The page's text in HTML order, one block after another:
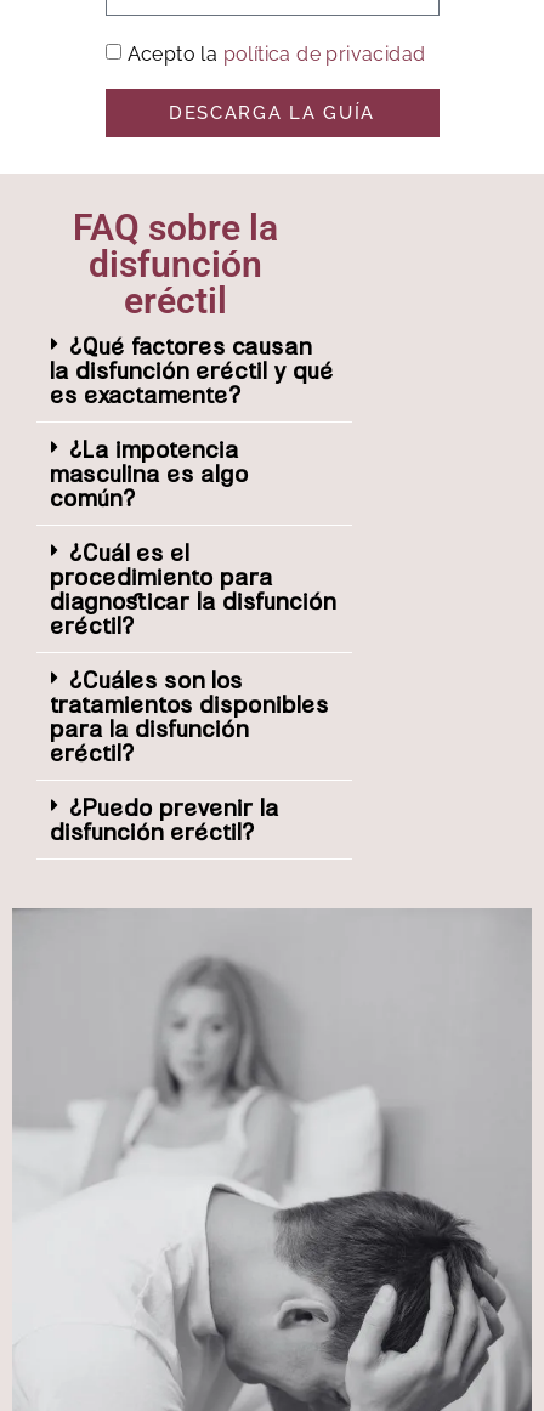
Acepto la política de privacidad
DESCARGA LA GUÍA
FAQ sobre la
disfunción
eréctil
¿Qué factores causan
la disfunción eréctil y qué
es exactamente?
¿La impotencia
masculina es algo
común?
¿Cuál es el
procedimiento para
diagnosticar la disfunción
eréctil?
¿Cuáles son los
tratamientos disponibles
para la disfunción
eréctil?
¿Puedo prevenir la
disfunción eréctil?